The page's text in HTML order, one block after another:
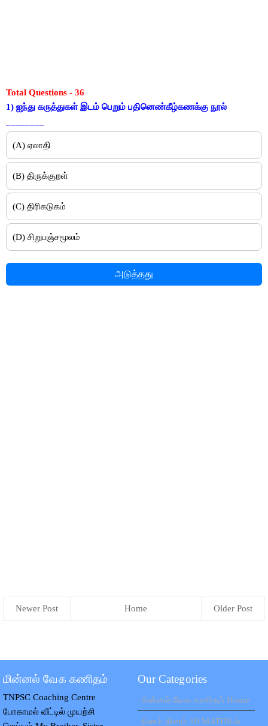
Total Questions - 36
1) ஐந்து கருத்துகள் இடம் பெறும் பதினெண்கீழ்கணக்கு நூல்
(A) ஏலாதி
(B) திருக்குறள்
(C) திரிகடுகம்
(D) சிறுபஞ்சமூலம்
அடுத்தது
Newer Post Older Post
Home
மின்னல் வேக கணிதம்
TNPSC Coaching Centre
போகாமல் வீட்டில் முயற்சி
Our Categories
மின்னல் வேக கணிதம் Home
தினம் தினம் 10 MATHS-ல்